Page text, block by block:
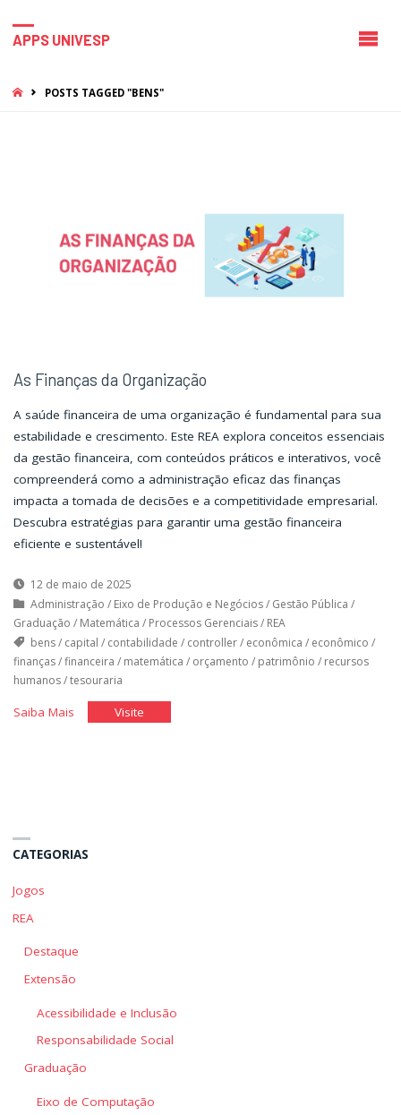
APPS UNIVESP
HOMEPOSTS TAGGED "BENS"
As Finanças da Organização
A saúde financeira de uma organização é fundamental para sua
estabilidade e crescimento. Este REA explora conceitos essenciais
da gestão financeira, com conteúdos práticos e interativos, você
compreenderá como a administração eficaz das finanças
impacta a tomada de decisões e a competitividade empresarial.
Descubra estratégias para garantir uma gestão financeira
eficiente e sustentável!
12 de maio de 2025
Administração / Eixo de Produção e Negócios/ Gestão Pública /
Graduação / Matemática / Processos Gerenciais/ REA
bens/ capital / contabilidade / controller/ econômica / econômico /
finanças/financeira / matemática / orçamento / patrimônio / recursos
humanos/tesouraria
Saiba Mais"As
Visite"As
CATEGORIAS
Jogos
REA
Destaque
Extensão
Acessibilidade e Inclusão
Responsabilidade Social
Graduação
Eixo de Computação